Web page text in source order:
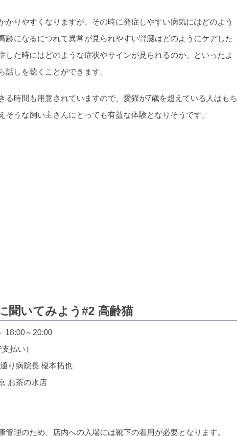
かりやすくなりますが、その時に発症しやすい病気にはどのよう
齢になるにつれて異常が見られやすい腎臓はどのようにケアした
した時にはどのような症状やサインが見られるのか、といったよ
話しを聴くことができます。
る時間も用意されていますので、愛猫が7歳を超えている人はもち
そうな飼い主さんにとっても有益な体験となりそうです。
聞いてみよう#2 高齢猫
18:00～20:00
払い）
り病院長 榎本拓也
お茶の水店
理のため、店内への入場には靴下の着用が必要となります。